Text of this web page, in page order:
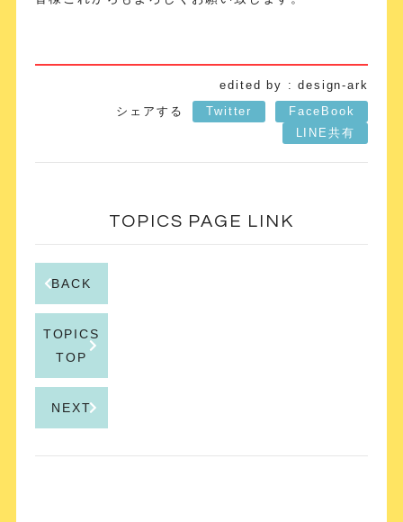
edited by : design-ark
シェアする
Twitter
FaceBook
LINE共有
TOPICS PAGE LINK
BACK
TOPICS
TOP
NEXT